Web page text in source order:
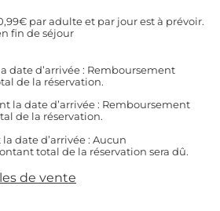
par adulte et par jour est à prévoir.
fin de séjour
date d’arrivée : Remboursement
de la réservation.
la date d’arrivée : Remboursement
de la réservation.
date d’arrivée : Aucun
total de la réservation sera dû.
de vente